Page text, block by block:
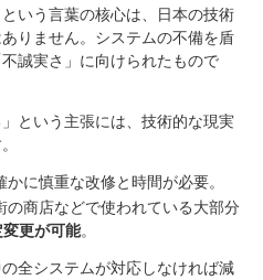
いう言葉の核心は、日本の技術
りません。システムの不備を盾
誠実さ」に向けられたもので
という主張には、技術的な現実
かに慎重な改修と時間が必要。
の商店などで使われている大部分
更が可能。
全システムが対応しなければ減